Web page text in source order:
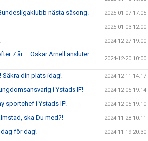
nästa säsong. 2025-01-07 17:05
2025-01-03 12:00
2024-12-27 19:00
7 år – Oskar Arnell ansluter
2024-12-20 10:00
Säkra din plats idag! 2024-12-11 14:17
i Ystads IF! 2024-12-05 19:14
sportchef i Ystads IF! 2024-12-05 19:10
ska Du med?! 2024-11-28 10:11
dag för dag! 2024-11-19 20:30